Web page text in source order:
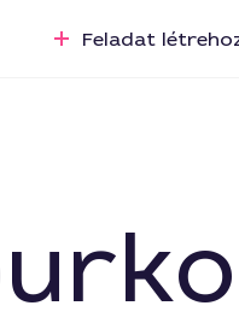
Feladat